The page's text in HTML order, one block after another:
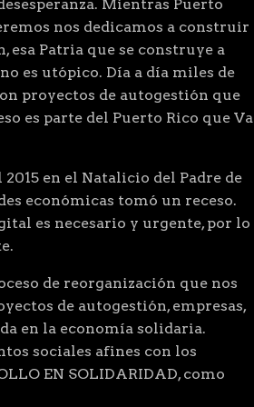
Mientras Puerto
nos dedicamos a construir
esa Patria que se construye a
es utópico. Día a día miles de
proyectos de autogestión que
es parte del Puerto Rico que Va
en el Natalicio del Padre de
económicas tomó un receso.
es necesario y urgente, por lo
de reorganización que nos
de autogestión, empresas,
en la economía solidaria.
sociales afines con los
EN SOLIDARIDAD, como